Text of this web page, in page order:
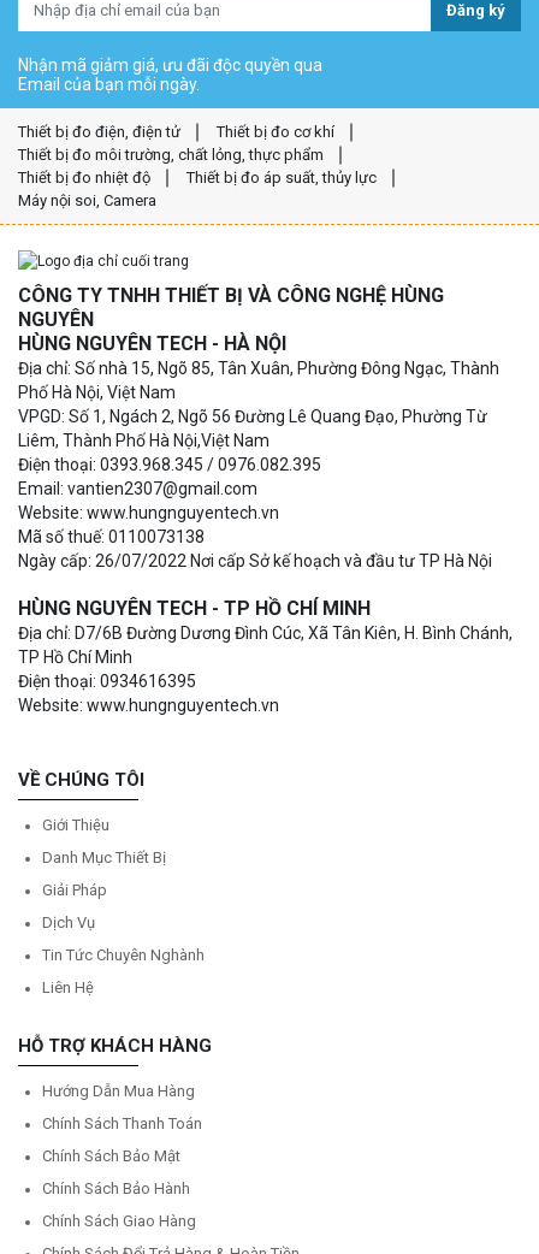
Đăng ký
Nhận mã giảm giá, ưu đãi độc quyền qua
Email của bạn mỗi ngày.
Thiết bị đo điện, điện tử
Thiết bị đo cơ khí
Thiết bị đo môi trường, chất lỏng, thực phẩm
Thiết bị đo nhiệt độ
Thiết bị đo áp suất, thủy lực
Máy nội soi, Camera
CÔNG TY TNHH THIẾT BỊ VÀ CÔNG NGHỆ HÙNG
NGUYÊN
HÙNG NGUYÊN TECH - HÀ NỘI
Địa chỉ: Số nhà 15, Ngõ 85, Tân Xuân, Phường Đông Ngạc, Thành
Phố Hà Nội, Việt Nam
VPGD: Số 1, Ngách 2, Ngõ 56 Đường Lê Quang Đạo, Phường Từ
Liêm, Thành Phố Hà Nội,Việt Nam
Điện thoại: 0393.968.345 / 0976.082.395
Email: vantien2307@gmail.com
Website: www.hungnguyentech.vn
Mã số thuế: 0110073138
Ngày cấp: 26/07/2022 Nơi cấp Sở kế hoạch và đầu tư TP Hà Nội
HÙNG NGUYÊN TECH - TP HỒ CHÍ MINH
Địa chỉ: D7/6B Đường Dương Đình Cúc, Xã Tân Kiên, H. Bình Chánh,
TP Hồ Chí Minh
Điện thoại: 0934616395
Website: www.hungnguyentech.vn
VỀ CHÚNG TÔI
Giới Thiệu
Danh Mục Thiết Bị
Giải Pháp
Dịch Vụ
Tin Tức Chuyên Nghành
Liên Hệ
HỖ TRỢ KHÁCH HÀNG
Hướng Dẫn Mua Hàng
Chính Sách Thanh Toán
Chính Sách Bảo Mật
Chính Sách Bảo Hành
Chính Sách Giao Hàng